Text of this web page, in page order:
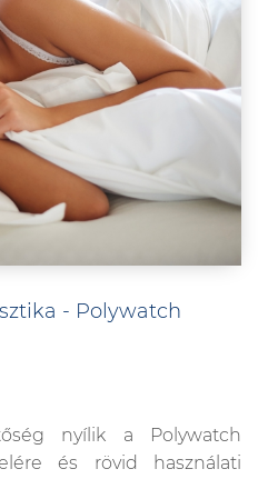
- Polywatch
nyílik a Polywatch
és rövid használati